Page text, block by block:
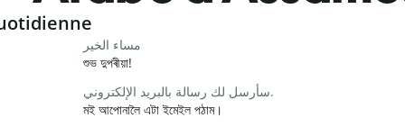
مساء الخير
শুভ দুপৰীয়া!
سأرسل لك رسالة بالبريد الإلكتروني.
মই আপোনালৈ এটা ইমেইল পঠাম।